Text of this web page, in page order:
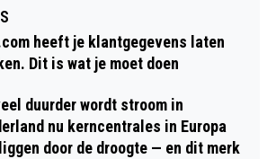
heeft je klantgegevens laten
Dit is wat je moet doen
duurder wordt stroom in
nu kerncentrales in Europa
door de droogte — en dit merk